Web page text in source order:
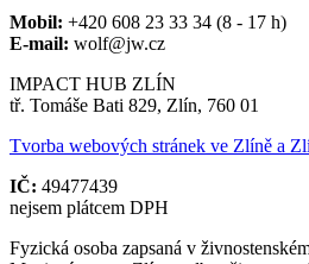
Mobil: +420 608 23 33 34 (8 - 17 h)
E-mail: wolf@jw.cz
IMPACT HUB ZLÍN
tř. Tomáše Bati 829, Zlín, 760 01
Tvorba webových stránek ve Zlíně a
IČ: 49477439
nejsem plátcem DPH
Fyzická osoba zapsaná v